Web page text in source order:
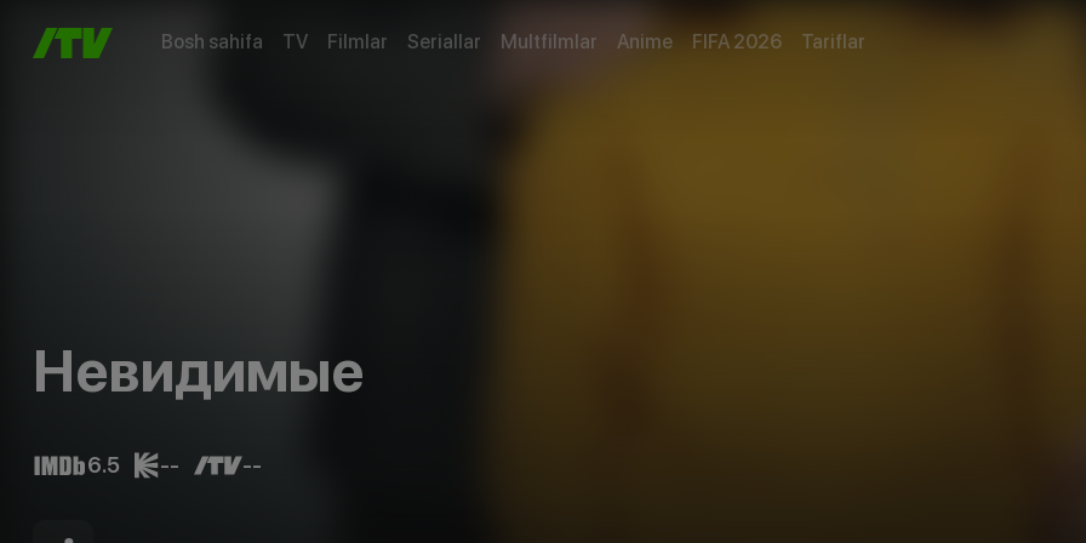
Bosh sahifa TV Filmlar Seriallar Multfilmlar Anime FIFA 2026 Tariflar
Невидимые
6.5 -- --